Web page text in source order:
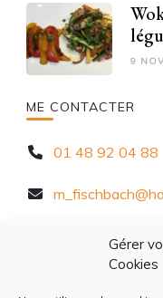
Gérer
Cookies
9
ME CONTACTER
01 48 92 04 88
10 Rue Chèvre